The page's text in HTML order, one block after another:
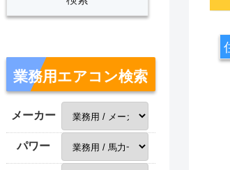
業務用エアコン検索
メーカー
パワー